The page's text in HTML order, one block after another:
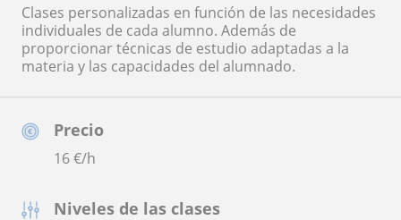
Precio
16€/h
Niveles de las clases
Clases personalizadas en función de las necesidades
individuales de cada alumno. Además de
proporcionar técnicas de estudio adaptadas a la
materia y las capacidades del alumnado.